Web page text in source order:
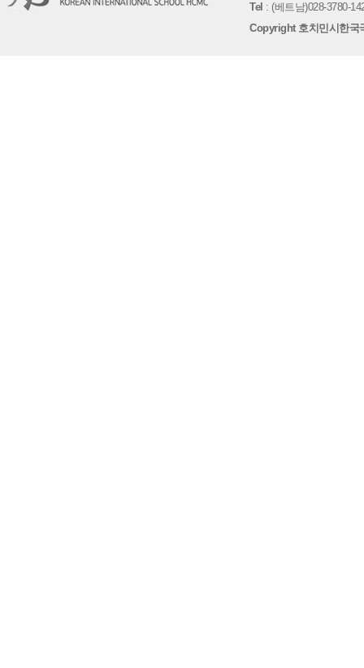
Tel : (베트남)028-3780-
Copyright 호치민시한국